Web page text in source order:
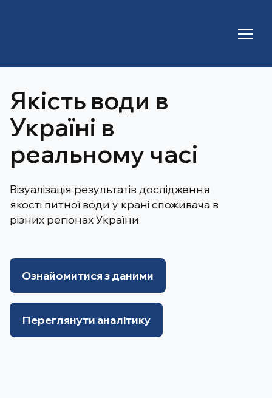
Візуалізація результатів дослідження
якості питної води у крані споживача в
різних регіонах України
Ознайомитися з даними
Переглянути аналітику
Якість води в
Україні в
реальному часі